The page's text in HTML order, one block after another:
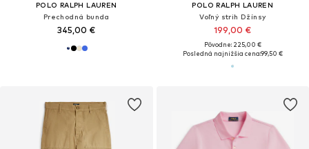
POLO RALPH LAUREN
Prechodná bunda
345,00 €
POLO RALPH LAUREN
Voľný strih Džínsy
199,00 €
Pôvodne: 225,00 €
Posledná najnižšia cena:99,50 €